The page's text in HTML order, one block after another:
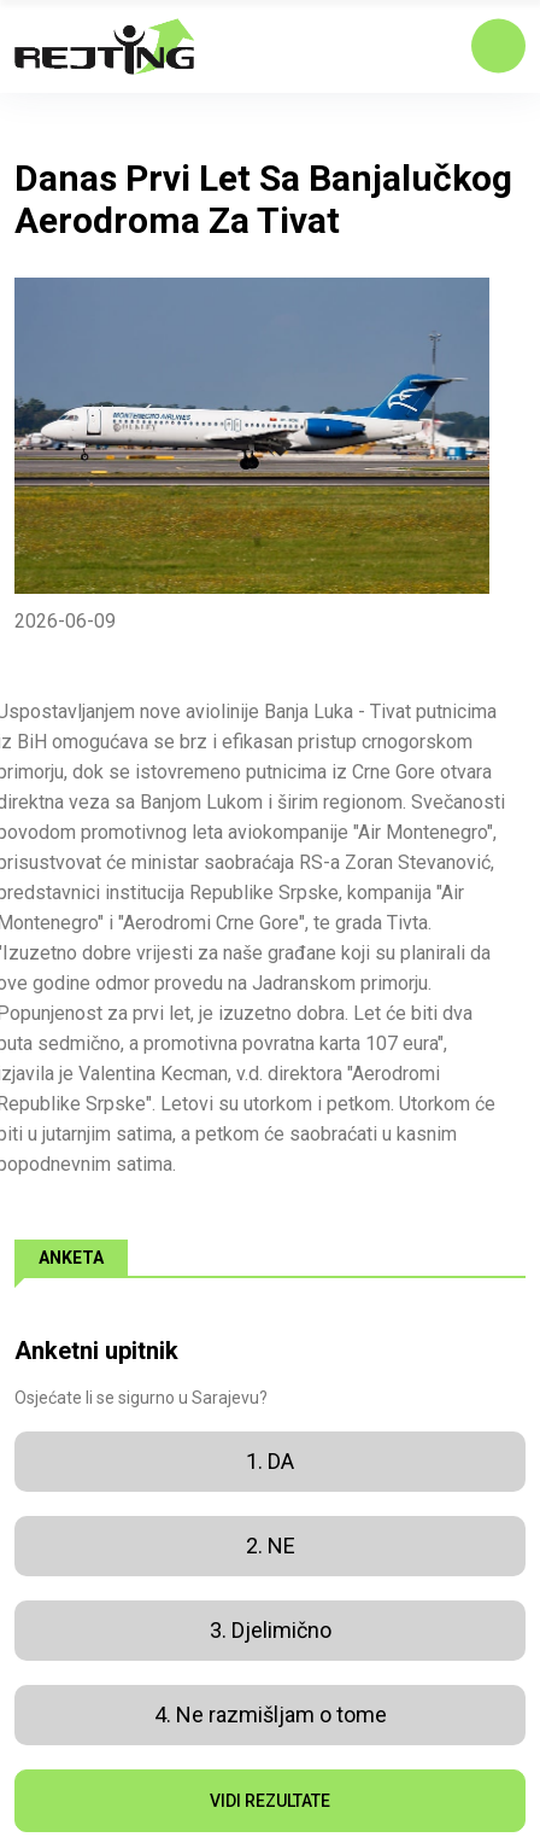
Danas Prvi Let Sa Banjalučkog
Aerodroma Za Tivat
2026-06-09
nove aviolinije Banja Luka - Tivat putnicima
BiH omogućava se brz i efikasan pristup crnogorskom
dok se istovremeno putnicima iz Crne Gore otvara
veza sa Banjom Lukom i širim regionom. Svečanosti
promotivnog leta aviokompanije "Air Montenegro",
će ministar saobraćaja RS-a Zoran Stevanović,
institucija Republike Srpske, kompanija "Air
i "Aerodromi Crne Gore", te grada Tivta.
dobre vrijesti za naše građane koji su planirali da
godine odmor provedu na Јadranskom primorju.
za prvi let, je izuzetno dobra. Let će biti dva
sedmično, a promotivna povratna karta 107 eura",
je Valentina Kecman, v.d. direktora "Aerodromi
Srpske". Letovi su utorkom i petkom. Utorkom će
u jutarnjim satima, a petkom će saobraćati u kasnim
satima.
ANKETA
Anketni upitnik
Osjećate li se sigurno u Sarajevu?
1. DA
2. NE
3. Djelimično
4. Ne razmišljam o tome
VIDI REZULTATE